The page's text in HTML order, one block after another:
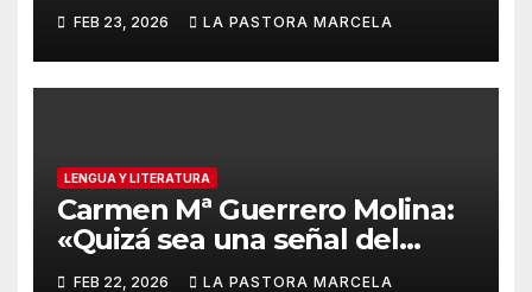
FEB 23, 2026 LA PASTORA MARCELA
LENGUA Y LITERATURA
Carmen Mª Guerrero Molina:
«Quizá sea una señal del
destino»
FEB 22, 2026 LA PASTORA MARCELA